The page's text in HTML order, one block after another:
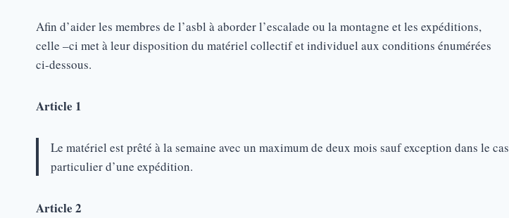
Afin d’aider les membres de l’asbl à aborder l’escalade ou la montagne et les expéditions,
celle –ci met à leur disposition du matériel collectif et individuel aux conditions énumérées
ci-dessous.
Article 1
Le matériel est prêté à la semaine avec un maximum de deux mois sauf exception dans le cas
particulier d’une expédition.
Article 2